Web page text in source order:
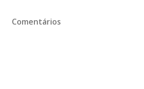
Comentários